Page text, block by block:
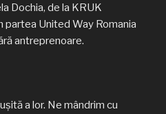
Dochia, de la KRUK
partea United Way Romania
antreprenoare.
a lor. Ne mândrim cu